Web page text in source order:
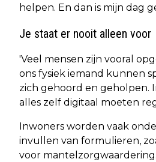
helpen. En dan is mijn dag
Je staat er nooit alleen voor
'Veel mensen zijn vooral
ons fysiek iemand kunnen
zich gehoord en geholpen.
alles zelf digitaal moeten
Inwoners worden vaak
invullen van formulieren,
voor